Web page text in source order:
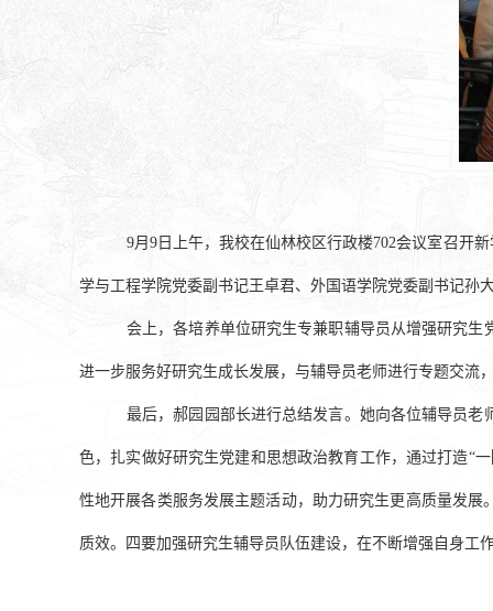
9月9日上午，我校在仙林校区行政楼702会议室召开
学与工程学院党委副书记王卓君、外国语学院党委副书记孙
会上，各培养单位研究生专兼职辅导员从增强研究
进一步服务好研究生成长发展，与辅导员老师进行专题交流
最后，郝园园部长进行总结发言。她向各位辅导员
色，扎实做好研究生党建和思想政治教育工作，通过打造“
性地开展各类服务发展主题活动，助力研究生更高质量发
质效。四要加强研究生辅导员队伍建设，在不断增强自身工